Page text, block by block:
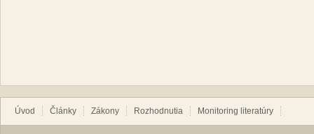
Úvod Články Zákony Rozhodnutia Monitoring literatúry